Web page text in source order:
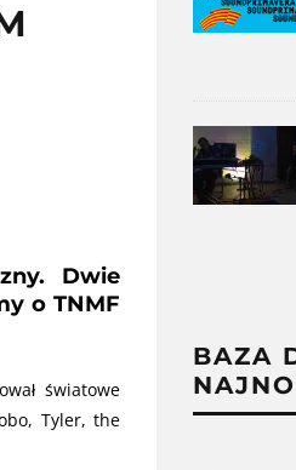
Dwie
o TNMF
światowe
Tyler, the
BAZA